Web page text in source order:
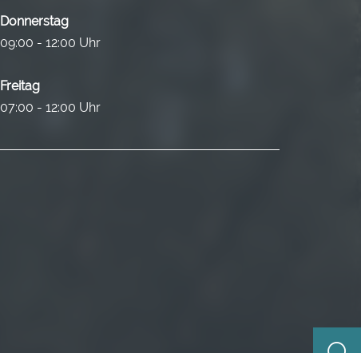
Donnerstag
09:00 - 12:00 Uhr
Freitag
07:00 - 12:00 Uhr